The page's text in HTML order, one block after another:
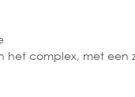
complex, met een